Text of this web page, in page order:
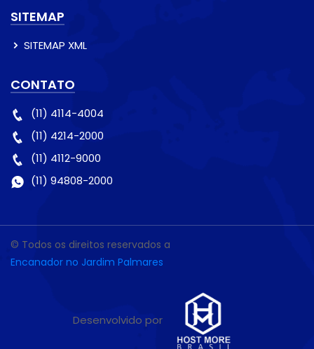
SITEMAP
SITEMAP XML
CONTATO
(11) 4114-4004
(11) 4214-2000
(11) 4112-9000
(11) 94808-2000
© Todos os direitos reservados a
Encanador no Jardim Palmares
Desenvolvido por